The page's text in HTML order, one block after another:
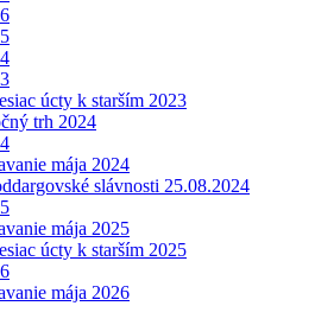
úcty k starším 2023
trh 2024
mája 2024
slávnosti 25.08.2024
mája 2025
úcty k starším 2025
mája 2026